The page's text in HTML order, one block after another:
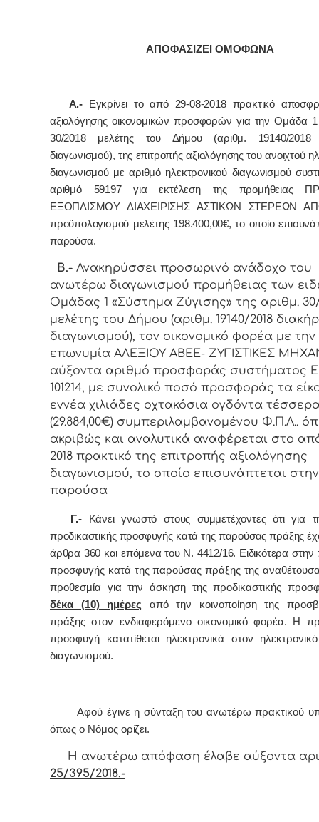
ΑΠΟΦΑΣΙΖΕΙ ΟΜΟΦΩΝΑ
Α.-Εγκρίνει το από 29-08-2018 πρακτικό
αξιολόγησης οικονομικών προσφορών για την Ομάδα 1
30/2018 μελέτης του Δήμου (αριθμ. 19140/2018
διαγωνισμού), της επιτροπής αξιολόγησης του ανοιχτού
διαγωνισμού με αριθμό ηλεκτρονικού διαγωνισμού
αριθμό 59197 για εκτέλεση της προμήθειας
ΕΞΟΠΛΙΣΜΟΥ ΔΙΑΧΕΙΡΙΣΗΣ ΑΣΤΙΚΩΝ ΣΤΕΡΕΩΝ
προϋπολογισμού μελέτης 198.400,00€, το οποίο
παρούσα.
Β.- Ανακηρύσσει προσωρινό ανάδοχο του
ανωτέρω διαγωνισμού προμήθειας των
Ομάδας 1 «Σύστημα Ζύγισης» της αριθμ. 30/
μελέτης του Δήμου (αριθμ. 19140/2018
διαγωνισμού), τον οικονομικό φορέα με την
επωνυμία ΑΛΕΞΙΟΥ ΑΒΕΕ- ΖΥΓΙΣΤΙΚΕΣ
αύξοντα αριθμό προσφοράς συστήματος
101214, με συνολικό ποσό προσφοράς τα
εννέα χιλιάδες οχτακόσια ογδόντα
(29.884,00€) συμπεριλαμβανομένου Φ.Π.Α..
ακριβώς και αναλυτικά αναφέρεται στο
2018 πρακτικό της επιτροπής αξιολόγησης
διαγωνισμού, το οποίο επισυνάπτεται στην
παρούσα
Γ.- Κάνει γνωστό στους συμμετέχοντες ότι για
προδικαστικής προσφυγής κατά της παρούσας πράξης
άρθρα 360 και επόμενα του Ν. 4412/16. Ειδικότερα στην
προσφυγής κατά της παρούσας πράξης της
δέκα (10) ημέρες από την κοινοποίηση της
πράξης στον ενδιαφερόμενο οικονομικό φορέα.
Η
προσφυγή κατατίθεται ηλεκτρονικά στον
διαγωνισμού.
Αφoύ έγιvε η σύvταξη τoυ αvωτέρω πρακτικoύ
όπως o Νόμoς oρίζει.
Η αvωτέρω απόφαση έλαβε αύξοντα
25/395/2018.-